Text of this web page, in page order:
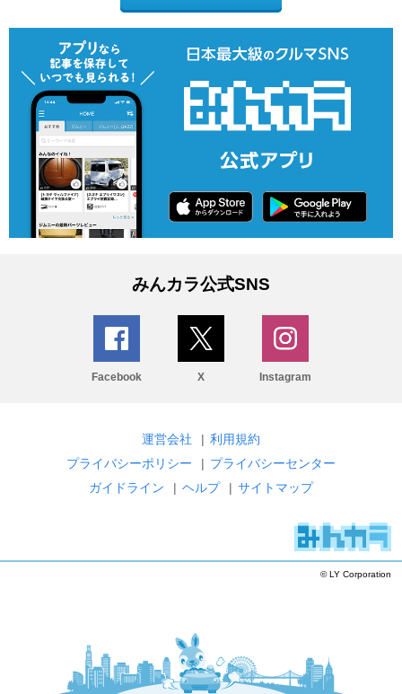
みんカラ公式SNS
Facebook X Instagram
運営会社 | 利用規約
プライバシーポリシー
| プライバシーセンター
ガイドライン
| ヘルプ | サイトマップ
© LY Corporation